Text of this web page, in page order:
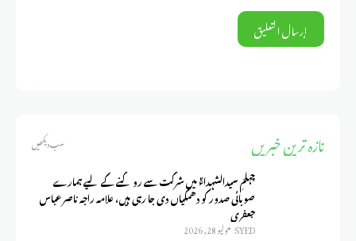
تازہ ترین خبریں سب دیکھیں
چہلمِ سیدالشہداءؑ میں شرکت سے روکنے کے لیے ہمارے
صوبائی صدور کو دھمکیاں دی جا رہی ہیں، علامہ راجہ ناصر عباس
جعفری
SYED يوليو 28, 2026